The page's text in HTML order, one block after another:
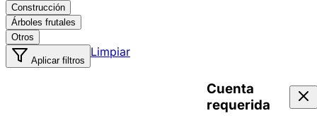
Construcción
Árboles frutales
Otros
Aplicar filtros
Limpiar
Cuenta
requerida